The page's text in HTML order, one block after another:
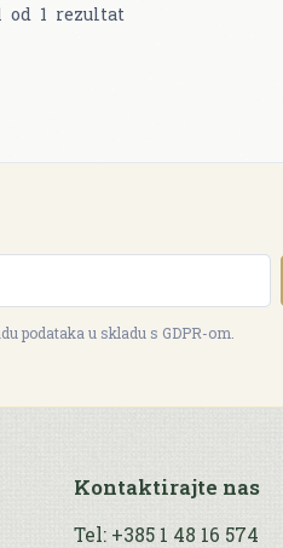
od 1 rezultat
podataka u skladu s GDPR-om.
Kontaktirajte nas
Tel: +385 1 48 16 574